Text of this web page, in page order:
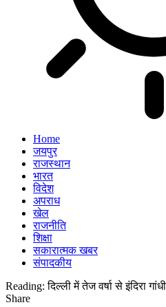
Home
जयपुर
राजस्थान
भारत
विदेश
अपराध
खेल
राजनीति
शिक्षा
सकारात्मक खबर
संपादकीय
Reading: दिल्ली में तेज वर्षा से इंदिरा
Share